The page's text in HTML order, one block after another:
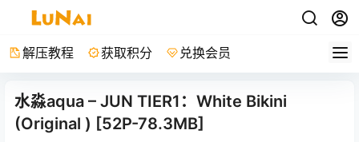
解压教程 获取积分 兑换会员
水淼aqua – JUN TIER1：White Bikini
(Original ) [52P-78.3MB]